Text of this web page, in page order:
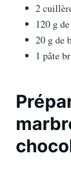
2
120 g
20 g de
1 pâte